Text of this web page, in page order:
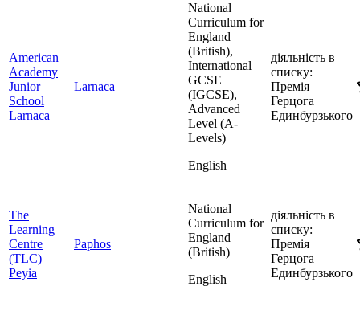
American
Academy
Junior
School
Larnaca
Larnaca
National
Curriculum for
England
(British),
International
GCSE
(IGCSE),
Advanced
Level (A-
Levels)
English
діяльність в
списку:
Премія
Герцога
Единбурзького
The
Learning
Centre
(TLC)
Peyia
Paphos
National
Curriculum for
England
(British)
English
діяльність в
списку:
Премія
Герцога
Единбурзького